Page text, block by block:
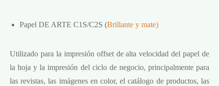
Papel DE ARTE C1S/C2S (Brillante y mate)
Utilizado para la impresión offset de alta velocidad del papel de
la hoja y la impresión del ciclo de negocio, principalmente para
las revistas, las imágenes en color, el catálogo de productos, las